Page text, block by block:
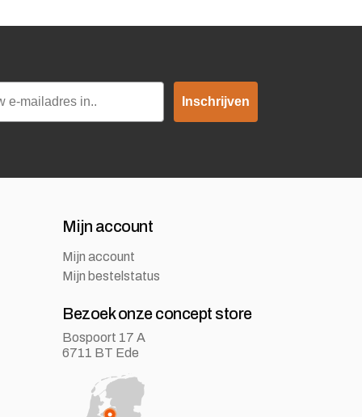
Inschrijven
Mijn account
Mijn account
Mijn bestelstatus
Bezoek onze concept store
Bospoort 17 A
6711 BT Ede